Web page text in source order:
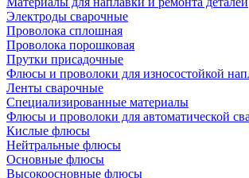
Электроды сварочные
Проволока сплошная
Проволока порошковая
Прутки присадочные
Флюсы и проволоки для износостойкой
Ленты сварочные
Специализированные материалы
Флюсы и проволоки для автоматической
Кислые флюсы
Нейтральные флюсы
Основные флюсы
Высокоосновные флюсы